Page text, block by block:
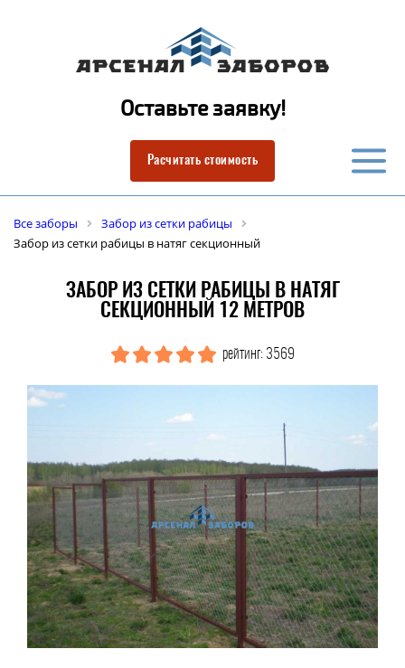
Оставьте заявку!
Расчитать стоимость
Все заборы
Забор из сетки рабицы
Забор из сетки рабицы в натяг секционный
ЗАБОР ИЗ СЕТКИ РАБИЦЫ В НАТЯГ
СЕКЦИОННЫЙ 12 МЕТРОВ
рейтинг: 3569